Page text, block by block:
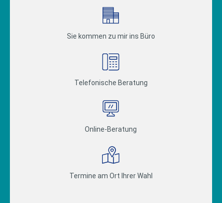
Sie kommen zu mir ins Büro
Telefonische Beratung
Online-Beratung
Termine am Ort Ihrer Wahl